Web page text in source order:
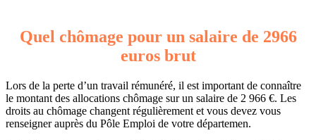
Quel chômage pour un salaire de 2966
euros brut
Lors de la perte d’un travail rémunéré, il est important de connaître
le montant des allocations chômage sur un salaire de 2 966 €. Les
droits au chômage changent régulièrement et vous devez vous
renseigner auprès du Pôle Emploi de votre départemen.